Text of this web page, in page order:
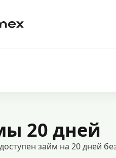
20 дней
займ на 20 дней